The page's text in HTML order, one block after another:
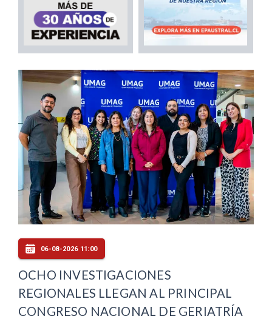
06-08-2026 11:00
OCHO INVESTIGACIONES
REGIONALES LLEGAN AL PRINCIPAL
CONGRESO NACIONAL DE GERIATRÍA